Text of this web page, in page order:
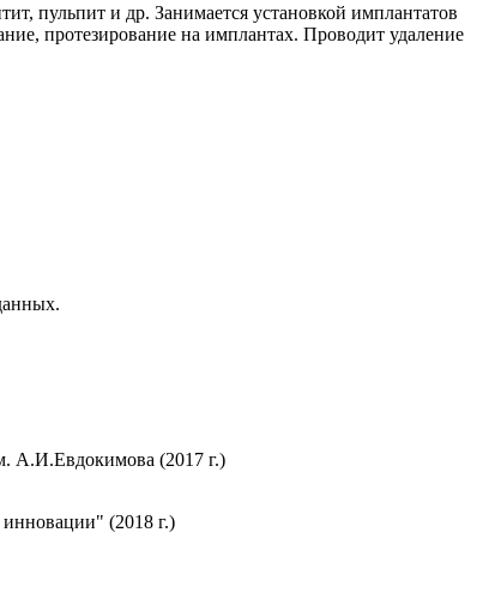
пульпит и др. Занимается установкой имплантатов
протезирование на имплантах. Проводит удаление
А.И.Евдокимова (2017 г.)
(2018 г.)